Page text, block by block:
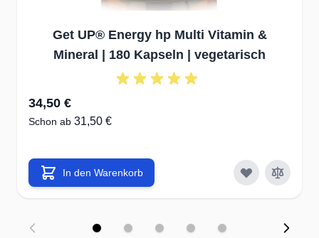
Get UP® Energy hp Multi Vitamin &
Mineral | 180 Kapseln | vegetarisch
34,50 €
Schon ab 31,50 €
In den Warenkorb